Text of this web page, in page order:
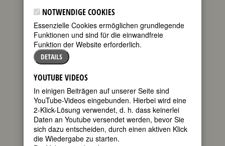
Broschiert - 383 Seiten
- Insel, Frankfurt
Erscheinungsdatum:
3458169490
» Bestellinformation
--Vorwort:
Die Weltgeschichte ist nichts anderes
als die Biographie großer Männer.
NOTWENDIGE COOKIES
Essenzielle Cookies ermöglichen grundlegende
Funktionen und sind für die einwandfreie
Funktion der Website erforderlich.
DETAILS
YOUTUBE VIDEOS
In einigen Beiträgen auf unserer Seite sind
YouTube-Videos eingebunden. Hierbei wird eine
2-Klick-Lösung verwendet, d. h. dass keinerlei
Daten an Youtube versendet werden, bevor Sie
sich dazu entscheiden, durch einen aktiven Klick
die Wiedergabe zu starten.